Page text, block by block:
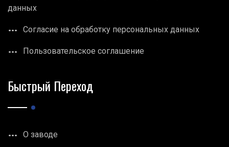
данных
Согласие на обработку персональных данных
Пользовательское соглашение
Быстрый Переход
О заводе